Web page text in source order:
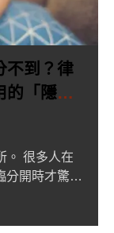
不到？律
的「隱形
。 很多人在
分開時才驚